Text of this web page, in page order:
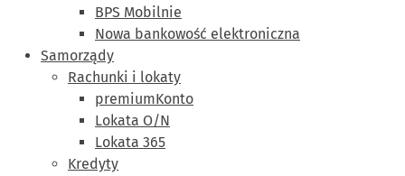
BPS Mobilnie
Nowa bankowość elektroniczna
Samorządy
Rachunki i lokaty
premiumKonto
Lokata O/N
Lokata 365
Kredyty